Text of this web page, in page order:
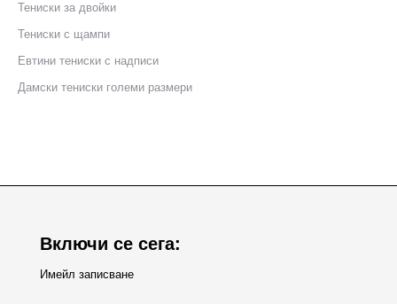
Тениски за двойки
Тениски с щампи
Eвтини тениски с надписи
Дамски тениски големи размери
Включи се сега:
Имейл записване